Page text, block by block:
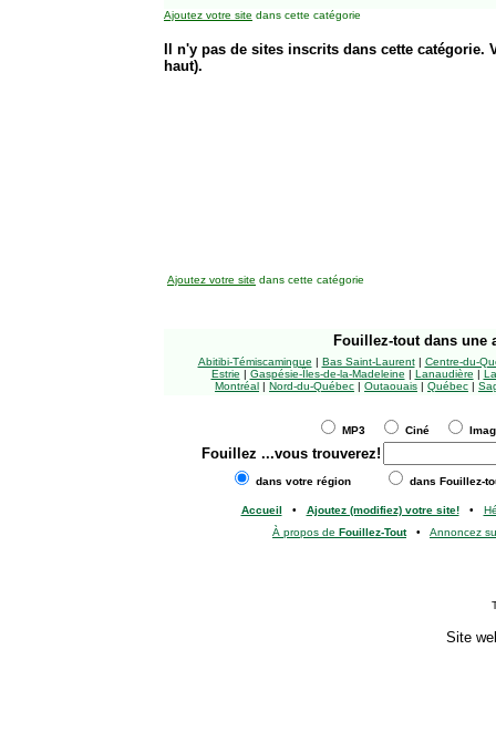
Ajoutez votre site dans cette catégorie
Il n'y pas de sites inscrits dans cette
haut).
Ajoutez votre site dans cette catégorie
Fouillez-tout dans une
Abitibi-Témiscamingue | Bas Saint-Laurent| Centre-du-
Estrie | Gaspésie-Îles-de-la-Madeleine | Lanaudière |
Montréal | Nord-du-Québec | Outaouais | Québec |
MP3 Ciné
Fouillez ...vous trouverez!
dans votre région dans Fouillez-
Accueil • Ajoutez (modifiez) votre site!•
À propos de Fouillez-Tout• Annoncez
Site